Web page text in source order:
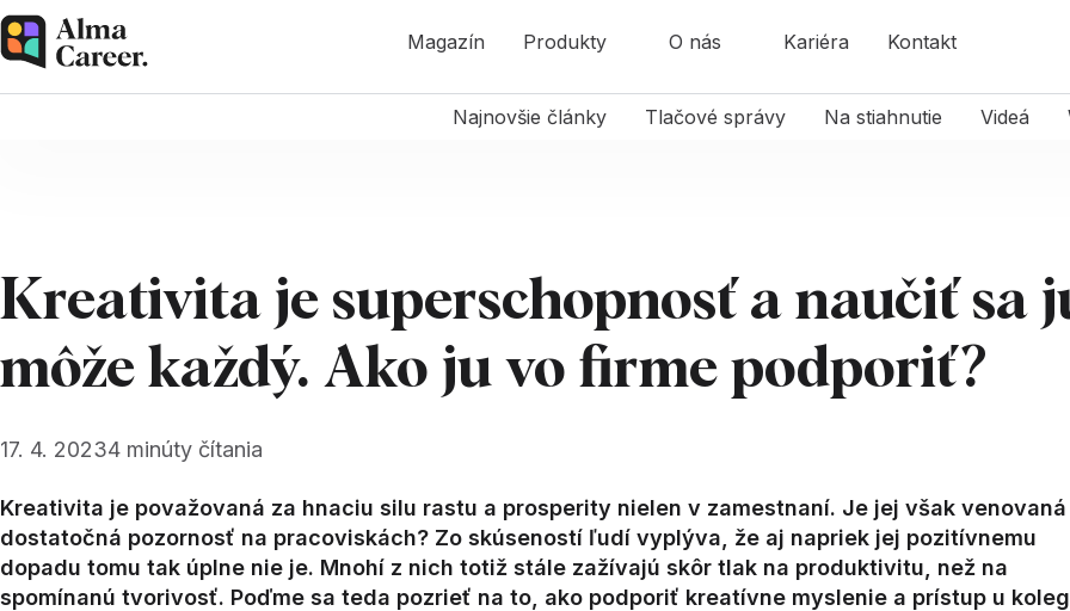
Magazín Produkty O nás Kariéra Kontakt
Najnovšie články Tlačové správy Na stiahnutie Videá
Kreativita je superschopnosť a naučiť sa
môže každý. Ako ju vo firme podporiť?
17. 4. 20234 minúty čítania
Kreativita je považovaná za hnaciu silu rastu a prosperity nielen v zamestnaní. Je jej však venovaná
dostatočná pozornosť na pracoviskách? Zo skúseností ľudí vyplýva, že aj napriek jej pozitívnemu
dopadu tomu tak úplne nie je. Mnohí z nich totiž stále zažívajú skôr tlak na produktivitu, než na
spomínanú tvorivosť. Poďme sa teda pozrieť na to, ako podporiť kreatívne myslenie a prístup u